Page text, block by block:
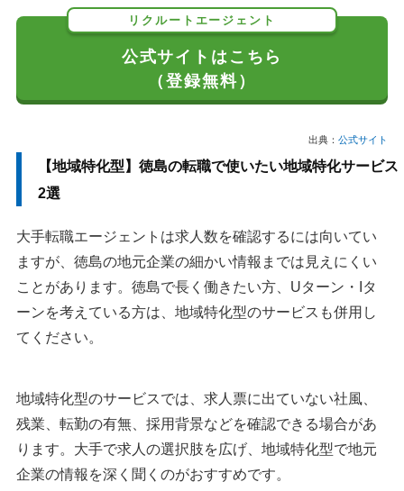
リクルートエージェント
公式サイトはこちら
（登録無料）
出典： 公式サイト
【地域特化型】徳島の転職で使いたい地域特化サービス
2選
大手転職エージェントは求人数を確認するには向いてい
ますが、徳島の地元企業の細かい情報までは見えにくい
ことがあります。徳島で長く働きたい方、Uターン・Iタ
ーンを考えている方は、地域特化型のサービスも併用し
てください。
地域特化型のサービスでは、求人票に出ていない社風、
残業、転勤の有無、採用背景などを確認できる場合があ
ります。大手で求人の選択肢を広げ、地域特化型で地元
企業の情報を深く聞くのがおすすめです。